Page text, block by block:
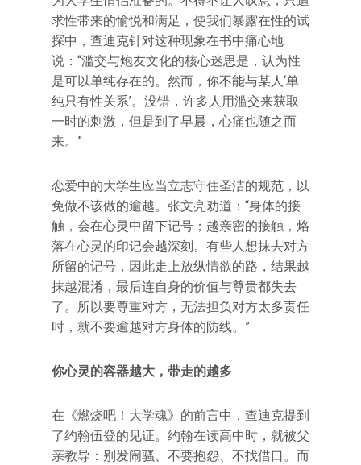
求性带来的愉悦和满足，使我们暴露在性的试
探中，查迪克针对这种现象在书中痛心地
说：“滥交与炮友文化的核心迷思是，认为性
是可以单纯存在的。然而，你不能与某人‘单
纯只有性关系’。没错，许多人用滥交来获取
一时的刺激，但是到了早晨，心痛也随之而
来。”
恋爱中的大学生应当立志守住圣洁的规范，以
免做不该做的逾越。张文亮劝道：“身体的接
触，会在心灵中留下记号；越亲密的接触，烙
落在心灵的印记会越深刻。有些人想抹去对方
所留的记号，因此走上放纵情欲的路，结果越
抹越混淆，最后连自身的价值与尊贵都失去
了。所以要尊重对方，无法担负对方太多责任
时，就不要逾越对方身体的防线。”
你心灵的容器越大，带走的越多
在《燃烧吧！大学魂》的前言中，查迪克提到
了约翰伍登的见证。约翰在读高中时，就被父
亲教导：别发闹骚、不要抱怨、不找借口。而